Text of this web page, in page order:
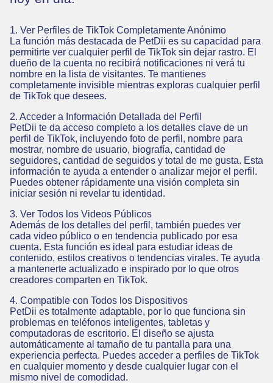
1. Ver Perfiles de TikTok Completamente Anónimo
La función más destacada de PetDii es su capacidad para
permitirte ver cualquier perfil de TikTok sin dejar rastro. El
dueño de la cuenta no recibirá notificaciones ni verá tu
nombre en la lista de visitantes. Te mantienes
completamente invisible mientras exploras cualquier perfil
de TikTok que desees.
2. Acceder a Información Detallada del Perfil
PetDii te da acceso completo a los detalles clave de un
perfil de TikTok, incluyendo foto de perfil, nombre para
mostrar, nombre de usuario, biografía, cantidad de
seguidores, cantidad de seguidos y total de me gusta. Esta
información te ayuda a entender o analizar mejor el perfil.
Puedes obtener rápidamente una visión completa sin
iniciar sesión ni revelar tu identidad.
3. Ver Todos los Videos Públicos
Además de los detalles del perfil, también puedes ver
cada video público o en tendencia publicado por esa
cuenta. Esta función es ideal para estudiar ideas de
contenido, estilos creativos o tendencias virales. Te ayuda
a mantenerte actualizado e inspirado por lo que otros
creadores comparten en TikTok.
4. Compatible con Todos los Dispositivos
PetDii es totalmente adaptable, por lo que funciona sin
problemas en teléfonos inteligentes, tabletas y
computadoras de escritorio. El diseño se ajusta
automáticamente al tamaño de tu pantalla para una
experiencia perfecta. Puedes acceder a perfiles de TikTok
en cualquier momento y desde cualquier lugar con el
mismo nivel de comodidad.